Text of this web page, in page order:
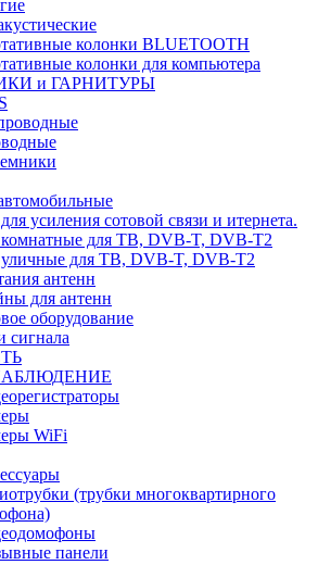
колонки BLUETOOTH
колонки для компьютера
и ГАРНИТУРЫ
усиления сотовой связи и итернета.
для ТВ, DVB-T, DVB-T2
для ТВ, DVB-T, DVB-T2
антенн
для антенн
оборудование
сигнала
WiFi
(трубки многоквартирного
панели